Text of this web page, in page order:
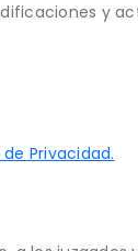
y
Privacidad.